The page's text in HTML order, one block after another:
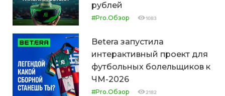
рублей
#Pro.Обзор 1083
Betera запустила
интерактивный проект для
футбольных болельщиков к
ЧМ-2026
#Pro.Обзор 2182